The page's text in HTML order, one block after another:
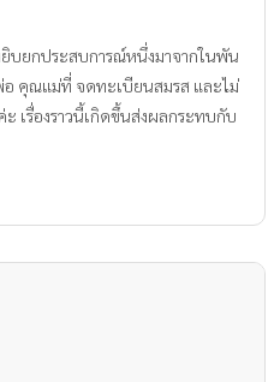
บยกประสบการณ์หนึ่งมาจากในพัน
คุณแม่ที่ จดทะเบียนสมรส และไม่
เรื่องราวนี้เกิดขึ้นส่งผลกระทบกับ